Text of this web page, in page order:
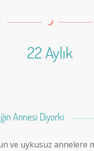
22 Aylık
Annesi Diyorki
ve uykusuz annelere